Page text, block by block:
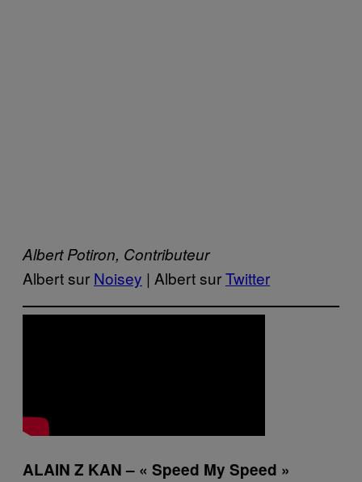
Albert Potiron, Contributeur
Albert sur Noisey | Albert surTwitter
ALAIN Z KAN – « Speed My Speed »